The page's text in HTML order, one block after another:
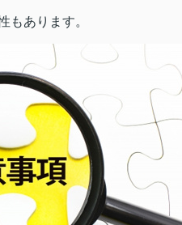
もあります。